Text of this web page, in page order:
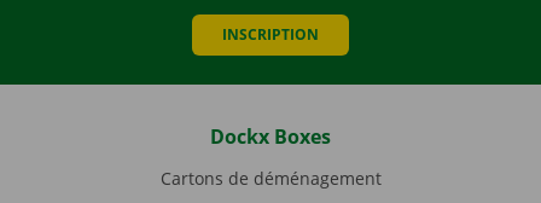
INSCRIPTION
Dockx Boxes
Cartons de déménagement